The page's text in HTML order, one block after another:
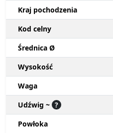
Kraj pochodzenia
Kod celny
Średnica Ø
Wysokość
Waga
Udźwig ~ ?
Powłoka